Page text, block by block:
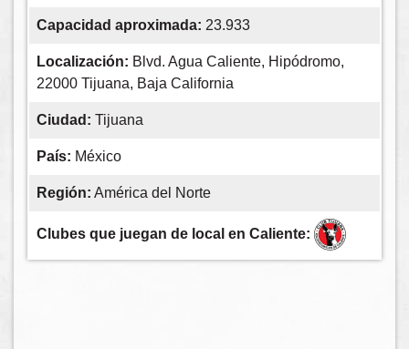
Capacidad aproximada: 23.933
Localización: Blvd. Agua Caliente, Hipódromo,
22000 Tijuana, Baja California
Ciudad: Tijuana
País: México
Región: América del Norte
Clubes que juegan de local en Caliente: